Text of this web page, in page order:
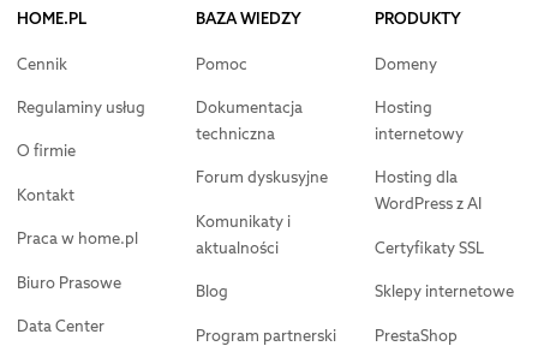
HOME.PL
Cennik
Regulaminy usług
O firmie
Kontakt
Praca w home.pl
Biuro Prasowe
Data Center
BAZA WIEDZY
Pomoc
Dokumentacja
techniczna
Forum dyskusyjne
Komunikaty i
aktualności
Blog
Program partnerski
PRODUKTY
Domeny
Hosting
internetowy
Hosting dla
WordPress z AI
Certyfikaty SSL
Sklepy internetowe
PrestaShop